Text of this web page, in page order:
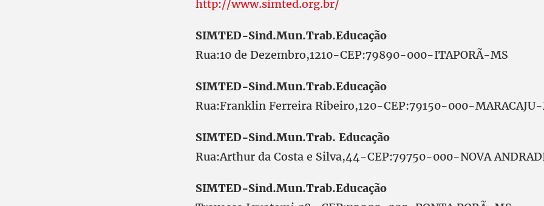
http://www.simted.org.br/
SIMTED-Sind.Mun.Trab.Educação
Rua:10 de Dezembro,1210-CEP:79890-000-ITAPORÃ-MS
SIMTED-Sind.Mun.Trab.Educação
Rua:Franklin Ferreira Ribeiro,120-CEP:79150-000-
SIMTED-Sind.Mun.Trab. Educação
Rua:Arthur da Costa e Silva,44-CEP:79750-000-NOVA
SIMTED-Sind.Mun.Trab.Educação